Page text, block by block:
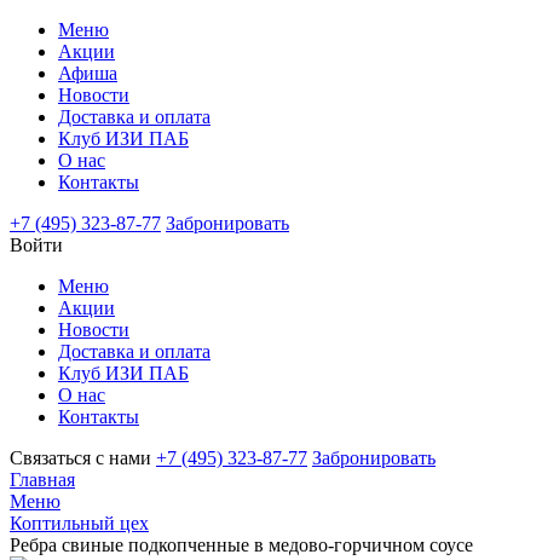
Меню
Акции
Афиша
Новости
Доставка и оплата
Клуб ИЗИ ПАБ
О нас
Контакты
+7 (495) 323-87-77 Забронировать
Войти
Меню
Акции
Новости
Доставка и оплата
Клуб ИЗИ ПАБ
О нас
Контакты
Связаться с нами +7 (495) 323-87-77 Забронировать
Главная
Меню
Коптильный цех
Ребра свиные подкопченные в медово-горчичном соусе